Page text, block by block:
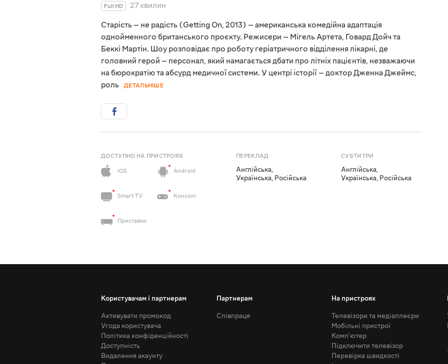
Full HD
27 хвилин
Старість — не радість (Getting On, 2013) — американська комедійна адаптація
однойменного британського проєкту. Режисери — Мігель Артета, Говард Дойч та
Беккі Мартін. Шоу розповідає про роботу геріатричного відділення лікарні, де
головний герой — персонал, який намагається дбати про літніх пацієнтів, незважаючи
на бюрократію та абсурд медичної системи. У центрі історії — доктор Дженна Джеймс,
роль
ДЕТАЛЬНІШЕ
ДОСТУПНО НА ПРИСТРОЯХ
iOS
Android
Smart TV Консолі
Приставки
ПЕРЕКЛАД
Англійська,
Українська, Російська
СУБТИТРИ
Англійська,
Українська, Російська
Користувачам і партнерам
Активувати промокод
Угода користувача
Політика конфіденційності
Доступність
Видалення акаунту
Партнерам
Співпраця
На пристроях
Телевізори та медіаплеєри
Мобільні пристрої
Комп'ютер
Підключити телевізор
Перевірка швидкості